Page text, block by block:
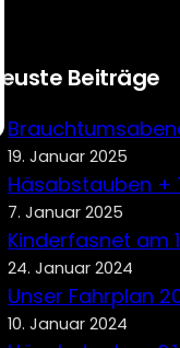
Neuste Beiträge
19. Januar 2025
Häsabstauben +
7. Januar 2025
Kinderfasnet am
24. Januar 2024
Unser Fahrplan
10. Januar 2024